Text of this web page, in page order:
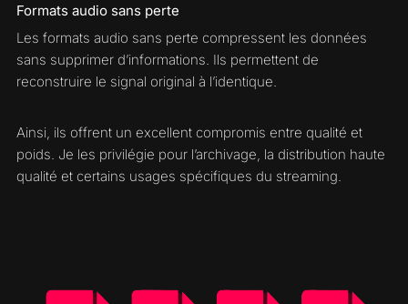
Formats audio sans perte
Les formats audio sans perte compressent les données
sans supprimer d’informations. Ils permettent de
reconstruire le signal original à l’identique.
Ainsi, ils offrent un excellent compromis entre qualité et
poids. Je les privilégie pour l’archivage, la distribution haute
qualité et certains usages spécifiques du streaming.